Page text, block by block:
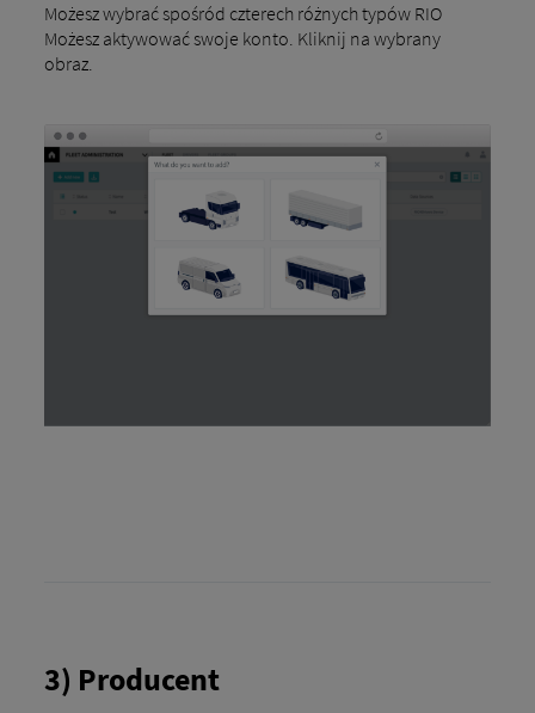
Możesz wybrać spośród czterech różnych typów RIO
Możesz aktywować swoje konto. Kliknij na wybrany
obraz.
3) Producent